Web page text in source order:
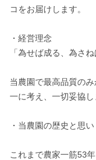
コをお届けします。
・経営理念
「為せば成る、為さ
当農園で最高品質の
一に考え、一切妥協し
・当農園の歴史と思い
これまで農家一筋53